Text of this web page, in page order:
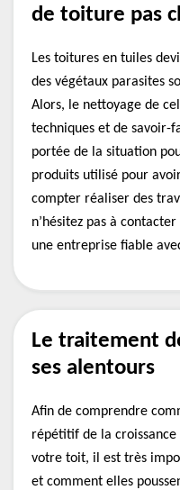
de toiture pas
Les toitures en tuiles
des végétaux parasites
Alors, le nettoyage de
techniques et de savoir-
portée de la situation
produits utilisé pour
compter réaliser des
n’hésitez pas à
une entreprise fiable
Le traitement
ses alentours
Afin de comprendre
répétitif de la croissance
votre toit, il est très
et comment elles